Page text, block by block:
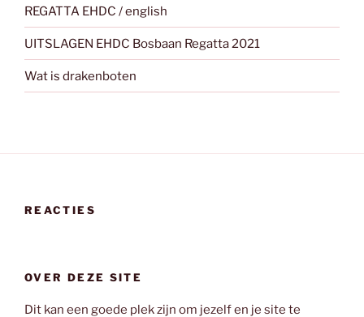
REGATTA EHDC / english
UITSLAGEN EHDC Bosbaan Regatta 2021
Wat is drakenboten
REACTIES
OVER DEZE SITE
Dit kan een goede plek zijn om jezelf en je site te